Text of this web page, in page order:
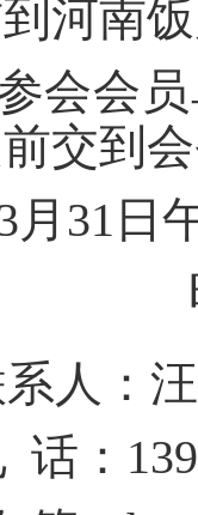
河南
会会
交到
月31日
人：
话：